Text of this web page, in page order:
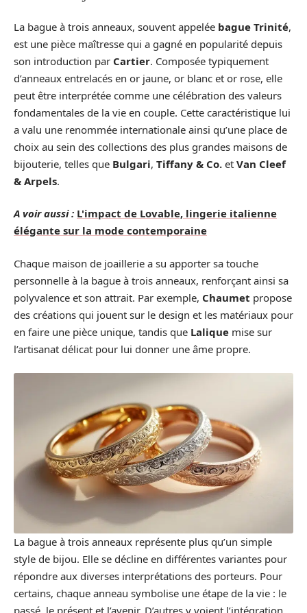
La bague à trois anneaux, souvent appelée bague Trinité,
est une pièce maîtresse qui a gagné en popularité depuis
son introduction par Cartier. Composée typiquement
d’anneaux entrelacés en or jaune, or blanc et or rose, elle
peut être interprétée comme une célébration des valeurs
fondamentales de la vie en couple. Cette caractéristique lui
a valu une renommée internationale ainsi qu’une place de
choix au sein des collections des plus grandes maisons de
bijouterie, telles que Bulgari, Tiffany & Co. et Van Cleef
& Arpels.
A voir aussi : L'impact de Lovable, lingerie italienne
élégante sur la mode contemporaine
Chaque maison de joaillerie a su apporter sa touche
personnelle à la bague à trois anneaux, renforçant ainsi sa
polyvalence et son attrait. Par exemple, Chaumet propose
des créations qui jouent sur le design et les matériaux pour
en faire une pièce unique, tandis que Lalique mise sur
l’artisanat délicat pour lui donner une âme propre.
La bague à trois anneaux représente plus qu’un simple
style de bijou. Elle se décline en différentes variantes pour
répondre aux diverses interprétations des porteurs. Pour
certains, chaque anneau symbolise une étape de la vie : le
passé, le présent et l’avenir. D’autres y voient l’intégration